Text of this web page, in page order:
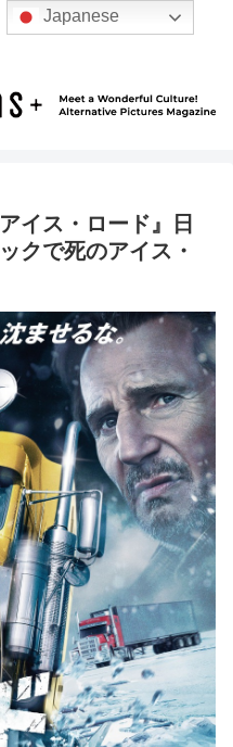
イス・ロード』日
クで死のアイス・
Japanese